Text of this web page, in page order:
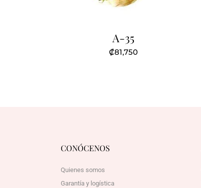
A-35
₡81,750
CONÓCENOS
Quienes somos
Garantía y logística